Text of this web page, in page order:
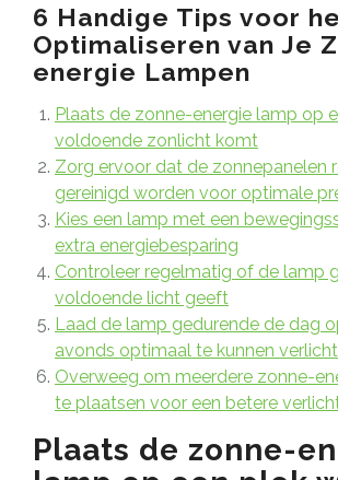
6 Handige Tips voor
Optimaliseren van Je
energie Lampen
Plaats de zonne-energie lamp op
voldoende zonlicht komt
Zorg ervoor dat de zonnepanelen
gereinigd worden voor optimale
Kies een lamp met een
extra energiebesparing
Controleer regelmatig of de lamp
voldoende licht geeft
Laad de lamp gedurende de dag
avonds optimaal te kunnen
Overweeg om meerdere zonne-
te plaatsen voor een betere
Plaats de zonne-